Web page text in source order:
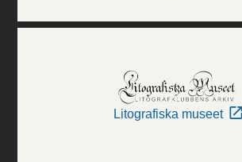
Litografiska museet